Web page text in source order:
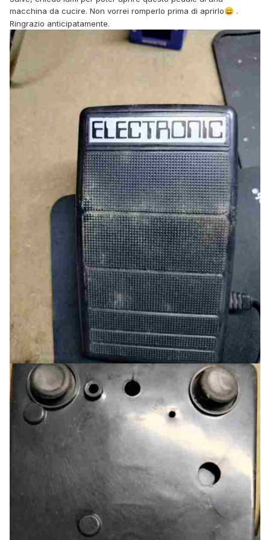
macchina da cucire. Non vorrei romperlo prima di aprirlo😄 .
Ringrazio anticipatamente.